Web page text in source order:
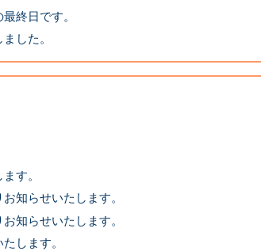
終日です。
した。
す。
知らせいたします。
知らせいたします。
します。